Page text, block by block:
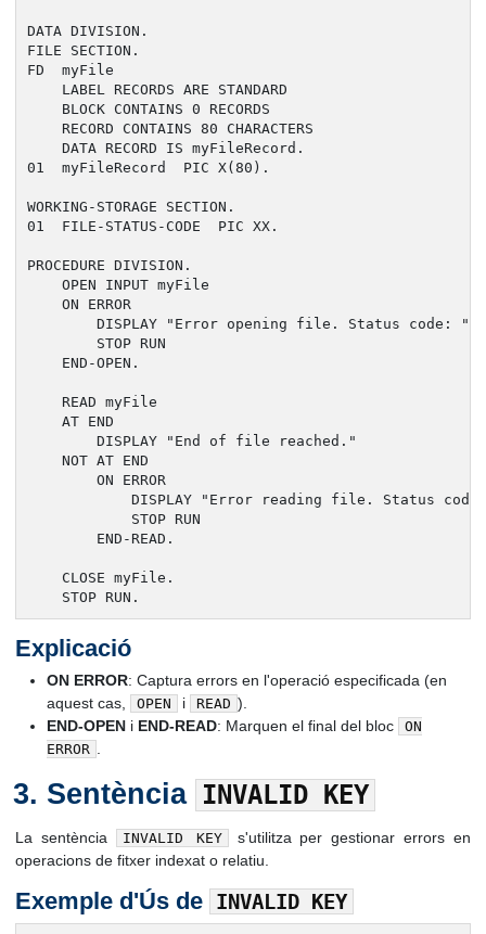
DATA DIVISION.
FILE SECTION.
FD  myFile
    LABEL RECORDS ARE STANDARD
    BLOCK CONTAINS 0 RECORDS
    RECORD CONTAINS 80 CHARACTERS
    DATA RECORD IS myFileRecord.
01  myFileRecord  PIC X(80).
WORKING-STORAGE SECTION.
01  FILE-STATUS-CODE  PIC XX.
PROCEDURE DIVISION.
    OPEN INPUT myFile
    ON ERROR
DISPLAY "Error opening file. Status code: "
        STOP RUN
    END-OPEN.
    READ myFile
    AT END
        DISPLAY "End of file reached."
    NOT AT END
        ON ERROR
DISPLAY "Error reading file. Status
            STOP RUN
        END-READ.
    CLOSE myFile.
    STOP RUN.
Explicació
ON ERROR: Captura errors en l'operació especificada (en
aquest cas,
OPEN i READ ).
END-OPEN i END-READ: Marquen el final del bloc
ON
ERROR
Sentència INVALID KEY
La sentència INVALID KEY
s'utilitza per gestionar errors en
operacions de fitxer indexat o relatiu.
Exemple d'Ús de INVALID KEY